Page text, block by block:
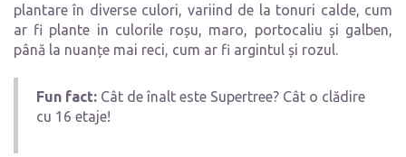
plantare în diverse culori, variind de la tonuri calde, cum
ar fi plante in culorile roșu, maro, portocaliu și galben,
până la nuanțe mai reci, cum ar fi argintul și rozul.
Fun fact: Cât de înalt este Supertree? Cât o clădire
cu 16 etaje!